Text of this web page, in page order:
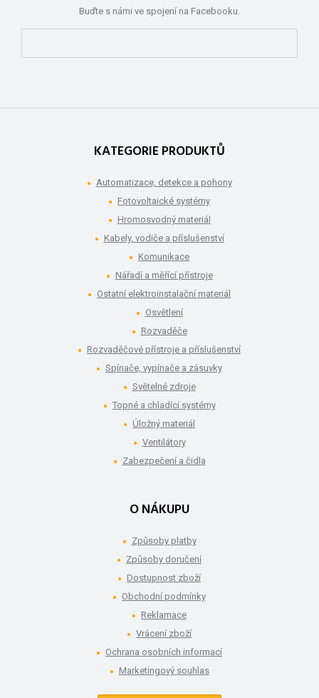
Buďte s námi ve spojení na Facebooku.
KATEGORIE PRODUKTŮ
Automatizace, detekce a pohony
Fotovoltaické systémy
Hromosvodný materiál
Kabely, vodiče a příslušenství
Komunikace
Nářadí a měřící přístroje
Ostatní elektroinstalační materiál
Osvětlení
Rozvaděče
Rozvaděčové přístroje a příslušenství
Spínače, vypínače a zásuvky
Světelné zdroje
Topné a chladící systémy
Úložný materiál
Ventilátory
Zabezpečení a čidla
O NÁKUPU
Způsoby platby
Způsoby doručení
Dostupnost zboží
Obchodní podmínky
Reklamace
Vrácení zboží
Ochrana osobních informací
Marketingový souhlas